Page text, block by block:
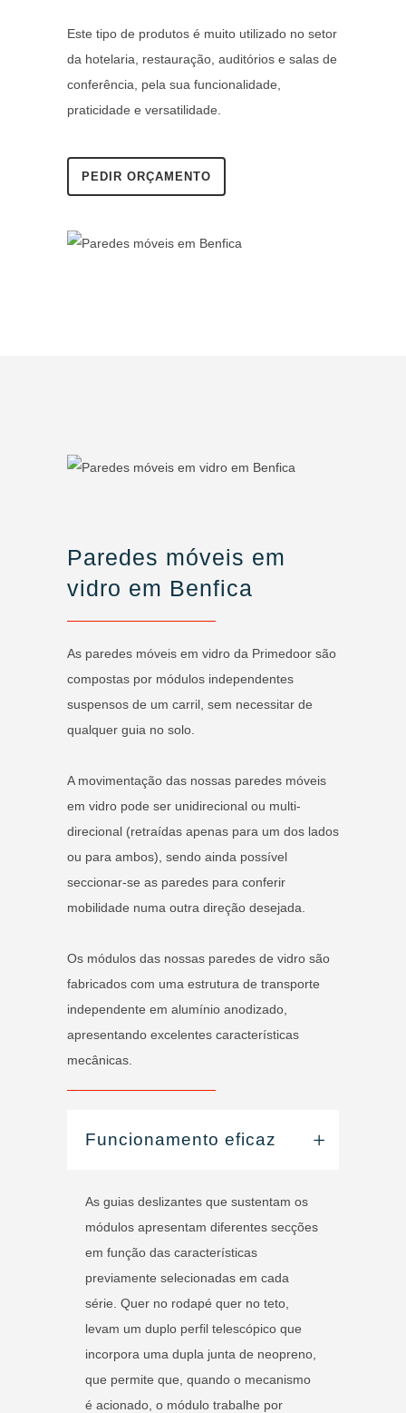
Este tipo de produtos é muito utilizado no setor
da hotelaria, restauração, auditórios e salas de
conferência, pela sua funcionalidade,
praticidade e versatilidade.
PEDIR ORÇAMENTO
Paredes móveis em
vidro em Benfica
As paredes móveis em vidro da Primedoor são
compostas por módulos independentes
suspensos de um carril, sem necessitar de
qualquer guia no solo.
A movimentação das nossas paredes móveis
em vidro pode ser unidirecional ou multi-
direcional (retraídas apenas para um dos lados
ou para ambos), sendo ainda possível
seccionar-se as paredes para conferir
mobilidade numa outra direção desejada.
Os módulos das nossas paredes de vidro são
fabricados com uma estrutura de transporte
independente em alumínio anodizado,
apresentando excelentes características
mecânicas.
Funcionamento eficaz
As guias deslizantes que sustentam os
módulos apresentam diferentes secções
em função das características
previamente selecionadas em cada
série. Quer no rodapé quer no teto,
levam um duplo perfil telescópico que
incorpora uma dupla junta de neopreno,
que permite que, quando o mecanismo
é acionado, o módulo trabalhe por